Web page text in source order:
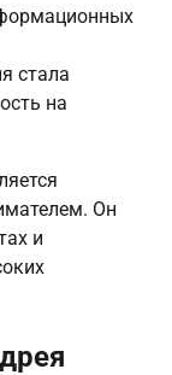
стала
на
Он
и